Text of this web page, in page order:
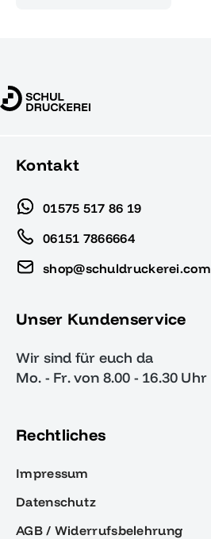
Kontakt
01575 517 86 19
06151 7866664
shop@schuldruckerei.com
Unser Kundenservice
Wir sind für euch da
Mo. - Fr. von 8.00 - 16.30 Uhr
Rechtliches
Impressum
Datenschutz
AGB / Widerrufsbelehrung